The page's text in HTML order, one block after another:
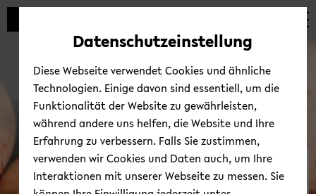
Automatische
vermeiden
zum
wechseln
zum
wechseln
zum
wechseln
Fo­kus­be­reich “Shif­ting
Worlds: In­ter­Ame­ri­can
Datenschutzeinstellung
Diese Webseite verwendet Cookies und ähnliche
Technologien. Einige davon sind essentiell, um die
Funktionalität der Website zu gewährleisten,
während andere uns helfen, die Website und Ihre
Erfahrung zu verbessern. Falls Sie zustimmen,
verwenden wir Cookies und Daten auch, um Ihre
Interaktionen mit unserer Webseite zu messen. Sie